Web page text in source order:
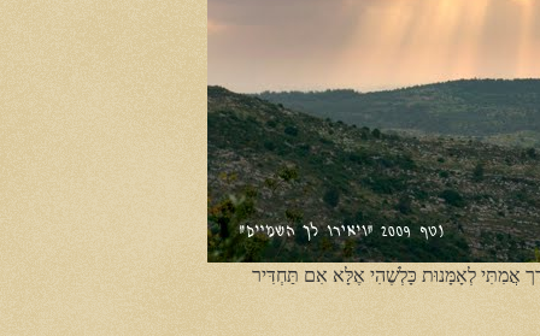
אֲמִתִּי לְאָמָּנוּת כָּלְשֶׁהִי אֶלָּא אִם תַּחְדִּיר